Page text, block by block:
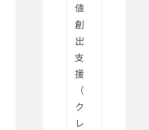
値
創
出
支
援
（
ク
レ